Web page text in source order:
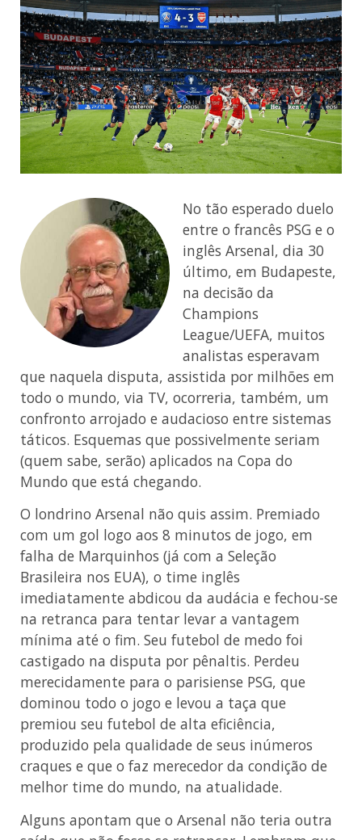
No tão esperado duelo
entre o francês PSG e o
inglês Arsenal, dia 30
último, em Budapeste,
na decisão da
Champions
League/UEFA, muitos
analistas esperavam
que naquela disputa, assistida por milhões em
todo o mundo, via TV, ocorreria, também, um
confronto arrojado e audacioso entre sistemas
táticos. Esquemas que possivelmente seriam
(quem sabe, serão) aplicados na Copa do
Mundo que está chegando.
O londrino Arsenal não quis assim. Premiado
com um gol logo aos 8 minutos de jogo, em
falha de Marquinhos (já com a Seleção
Brasileira nos EUA), o time inglês
imediatamente abdicou da audácia e fechou-se
na retranca para tentar levar a vantagem
mínima até o fim. Seu futebol de medo foi
castigado na disputa por pênaltis. Perdeu
merecidamente para o parisiense PSG, que
dominou todo o jogo e levou a taça que
premiou seu futebol de alta eficiência,
produzido pela qualidade de seus inúmeros
craques e que o faz merecedor da condição de
melhor time do mundo, na atualidade.
Alguns apontam que o Arsenal não teria outra